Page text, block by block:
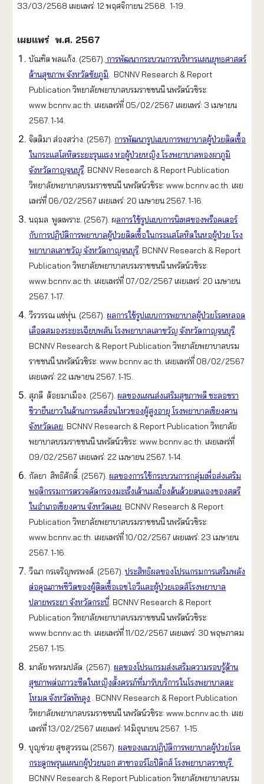
33/03/2568 เผยแพร่: 12 พฤศจิกายน 2568. 1-19.
เผยแพร่ พ.ศ. 2567
บัณฑิต พลแก้ง. (2567). การพัฒนากระบวนการบริหารแผนยุทธศาสตร์
ด้านสุขภาพ จังหวัดชัยภูมิ . BCNNV Research & Report
Publication วิทยาลัยพยาบาลบรมราชชนนี นพรัตน์วชิระ:
www.bcnnv.ac.th. เผยแพร่ที่ 05/02/2567 เผยแพร่: 3 เมษายน
2567. 1-14.
จิตติมา ส่องสว่าง. (2567). การพัฒนารูปแบบการพยาบาลผู้ป่วยติดเชื้อ
ในกระแสโลหิตระยะรุนแรง หอผู้ป่วยหญิง โรงพยาบาลทองผาภูมิ
จังหวัดกาญจนบุรี . BCNNV Research & Report Publication
วิทยาลัยพยาบาลบรมราชชนนี นพรัตน์วชิระ: www.bcnnv.ac.th. เผย
แพร่ที่ 06/02/2567 เผยแพร่: 20 เมษายน 2567. 1-16.
นฤมล พูดเพราะ. (2567). ผลการใช้รูปแบบการนิเทศของพร็อคเตอร์
กับการปฏิบัติการพยาบาลผู้ป่วยติดเชื้อในกระแสโลหิตในหอผู้ป่วย โรง
พยาบาลเลาขวัญ จังหวัดกาญจนบุรี . BCNNV Research & Report
Publication วิทยาลัยพยาบาลบรมราชชนนี นพรัตน์วชิระ:
www.bcnnv.ac.th. เผยแพร่ที่ 07/02/2567 เผยแพร่: 20 เมษายน
2567. 1-17.
วีรวรรณ แซ่หุ่น. (2567). ผลการใช้รูปแบบการพยาบาลผู้ป่วยโรคหลอด
เลือดสมองระยะเฉียบพลัน โรงพยาบาลเลาขวัญ จังหวัดกาญจนบุรี
BCNNV Research & Report Publication วิทยาลัยพยาบาลบรม
ราชชนนี นพรัตน์วชิระ: www.bcnnv.ac.th. เผยแพร่ที่ 08/02/2567
เผยแพร่: 22 เมษายน 2567. 1-15.
สุภดี ต้อยมาเมือง. (2567). ผลของแผนส่งเสริมสุขภาพดี ชะลอชรา
ชีวายืนยาวในด้านการเคลื่อนไหวของผู้สูงอายุ โรงพยาบาลเชียงคาน
จังหวัดเลย . BCNNV Research & Report Publication วิทยาลัย
พยาบาลบรมราชชนนี นพรัตน์วชิระ: www.bcnnv.ac.th. เผยแพร่ที่
09/02/2567 เผยแพร่: 22 เมษายน 2567. 1-14.
กัลยา สิทธิศักดิ์. (2567). ผลของการใช้กระบวนการกลุ่มเพื่อส่งเสริม
พฤติกรรมการตรวจคัดกรองมะเร็งเต้านมเบื้องต้นด้วยตนเองของสตรี
ในอำเภอเชียงคาน จังหวัดเลย BCNNV Research & Report
Publication วิทยาลัยพยาบาลบรมราชชนนี นพรัตน์วชิระ:
www.bcnnv.ac.th. เผยแพร่ที่ 10/02/2567 เผยแพร่: 23 เมษายน
2567. 1-16.
วีณา กรเจริญพรพงศ์. (2567).ประสิทธิผลของโปรแกรมการเสริมพลัง
ต่อคุณภาพชีวิตของผู้ติดเชื้อเอชไอวีและผู้ป่วยเอดส์โรงพยาบาล
ปลายพระยา จังหวัดกระบี่ BCNNV Research & Report
Publication วิทยาลัยพยาบาลบรมราชชนนี นพรัตน์วชิระ:
www.bcnnv.ac.th. เผยแพร่ที่ 11/02/2567 เผยแพร่: 30 พฤษภาคม
2567. 1-15.
มาลัย พรหมปลัด. (2567). ผลของโปรแกรมส่งเสริมความรอบรู้ด้าน
สุขภาพต่อภาวะซีดในหญิงตั้งครรภ์ที่มารับบริการในโรงพยาบาลตะ
โหมด จังหวัดพัทลุง
. BCNNV Research & Report Publication
วิทยาลัยพยาบาลบรมราชชนนี นพรัตน์วชิระ: www.bcnnv.ac.th. เผย
แพร่ที่ 13/02/2567 เผยแพร่: 14มิถุนายน 2567. 1-15.
บุญช่วย สุขสุวรรณ (2567). ผลของแนวปฏิบัติการพยาบาลผู้ป่วยโรค
กระดูกพรุนแผนกผู้ป่วยนอก สาขาออร์โธปิดิกส์ โรงพยาบาลราชบุรี.
BCNNV Research & Report Publication วิทยาลัยพยาบาลบรม